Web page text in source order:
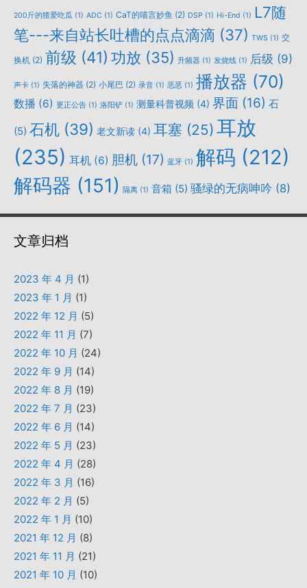
200斤的猹爱吃瓜 (1) ADC (1) CaT的喵言妙鱼 (2) DSP (1) Hi-End (1) L7随
笔---来自站长吐槽的点点滴滴 (37) TWS (1) 交
换机 (2) 前级 (41) 功放 (35) 升频器 (1) 发烧线 (1) 后级 (9)
声卡 (1) 失落的神器 (2) 小尾巴 (2) 录音 (1) 恶恶 (1) 播放器 (70)
数播 (6) 更正公告 (1) 洛阳铲 (1) 测量科普视频 (4) 界面 (16) 石
(5) 石机 (39) 老文新读 (4) 耳塞 (25) 耳放
(235) 耳机 (6) 胆机 (17) 蓝牙 (1) 解码 (212)
解码器 (151) 隔离 (1) 音箱 (5) 骚绿的无病呻吟 (8)
文章归档
2023 年 4 月 (1)
2023 年 1 月 (1)
2022 年 12 月 (5)
2022 年 11 月 (7)
2022 年 10 月 (24)
2022 年 9 月 (14)
2022 年 8 月 (19)
2022 年 7 月 (23)
2022 年 6 月 (14)
2022 年 5 月 (23)
2022 年 4 月 (28)
2022 年 3 月 (16)
2022 年 2 月 (5)
2022 年 1 月 (10)
2021 年 12 月 (8)
2021 年 11 月 (21)
2021 年 10 月 (10)